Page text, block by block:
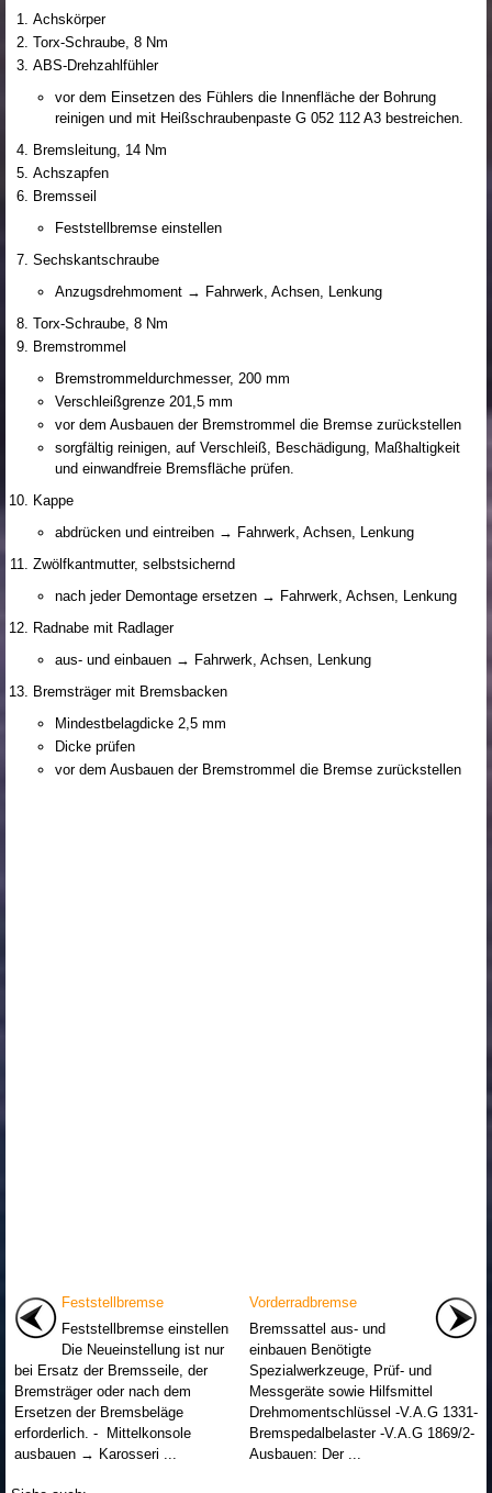
Achskörper
Torx-Schraube, 8 Nm
ABS-Drehzahlfühler
vor dem Einsetzen des Fühlers die Innenfläche der Bohrung
reinigen und mit Heißschraubenpaste G 052 112 A3 bestreichen.
Bremsleitung, 14 Nm
Achszapfen
Bremsseil
Feststellbremse einstellen
Sechskantschraube
Anzugsdrehmoment → Fahrwerk, Achsen, Lenkung
Torx-Schraube, 8 Nm
Bremstrommel
Bremstrommeldurchmesser, 200 mm
Verschleißgrenze 201,5 mm
vor dem Ausbauen der Bremstrommel die Bremse zurückstellen
sorgfältig reinigen, auf Verschleiß, Beschädigung, Maßhaltigkeit
und einwandfreie Bremsfläche prüfen.
Kappe
abdrücken und eintreiben → Fahrwerk, Achsen, Lenkung
Zwölfkantmutter, selbstsichernd
nach jeder Demontage ersetzen → Fahrwerk, Achsen, Lenkung
Radnabe mit Radlager
aus- und einbauen → Fahrwerk, Achsen, Lenkung
Bremsträger mit Bremsbacken
Mindestbelagdicke 2,5 mm
Dicke prüfen
vor dem Ausbauen der Bremstrommel die Bremse zurückstellen
Feststellbremse
Feststellbremse einstellen
Die Neueinstellung ist nur
bei Ersatz der Bremsseile, der
Bremsträger oder nach dem
Ersetzen der Bremsbeläge
erforderlich. - Mittelkonsole
ausbauen → Karosseri ...
Vorderradbremse
Bremssattel aus- und
einbauen Benötigte
Spezialwerkzeuge, Prüf- und
Messgeräte sowie Hilfsmittel
Drehmomentschlüssel -V.A.G 1331-
Bremspedalbelaster -V.A.G 1869/2-
Ausbauen: Der ...